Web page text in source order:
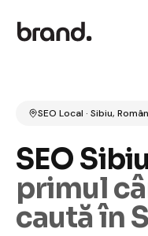
SEO Local · Sibiu,
SEO
primul
caută în